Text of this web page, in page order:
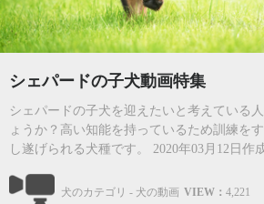
シェパードの子犬動画特集
シェパードの子犬を迎えたいと考えている
ょうか？高い知能を持っているため訓練を
し遂げられる犬種です。 2020年03月12日作
犬のカテゴリ - 犬の動画 VIEW： 4,221